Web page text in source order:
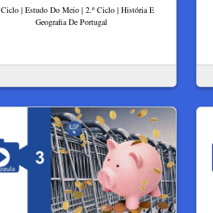
Ciclo | Estudo Do Meio | 2.º Ciclo | História E
Geografia De Portugal